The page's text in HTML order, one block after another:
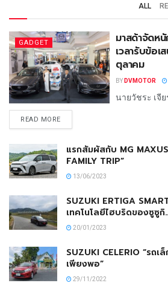
ALL
GADGET
มาสด้าจัดห
เวลารับข้อ
ตุลาคม
BY DVMOTOR
นายวัชระ เจีย
READ MORE
แรกสัมผัสกับ MG
FAMILY TRIP”
13/06/2023
SUZUKI ERTIGA
เทคโนโลยีไฮบริดของซูซู
20/01/2023
SUZUKI CELERIO “รถ
เพียงพอ”
29/11/2022